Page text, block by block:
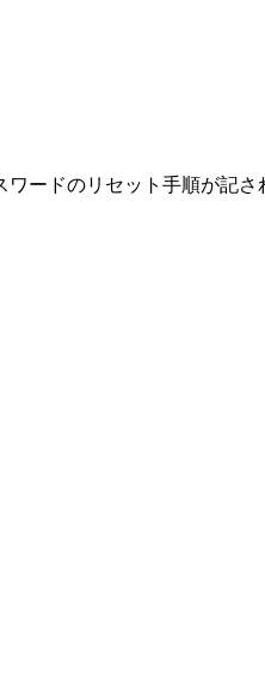
ードのリセット手順が記さ